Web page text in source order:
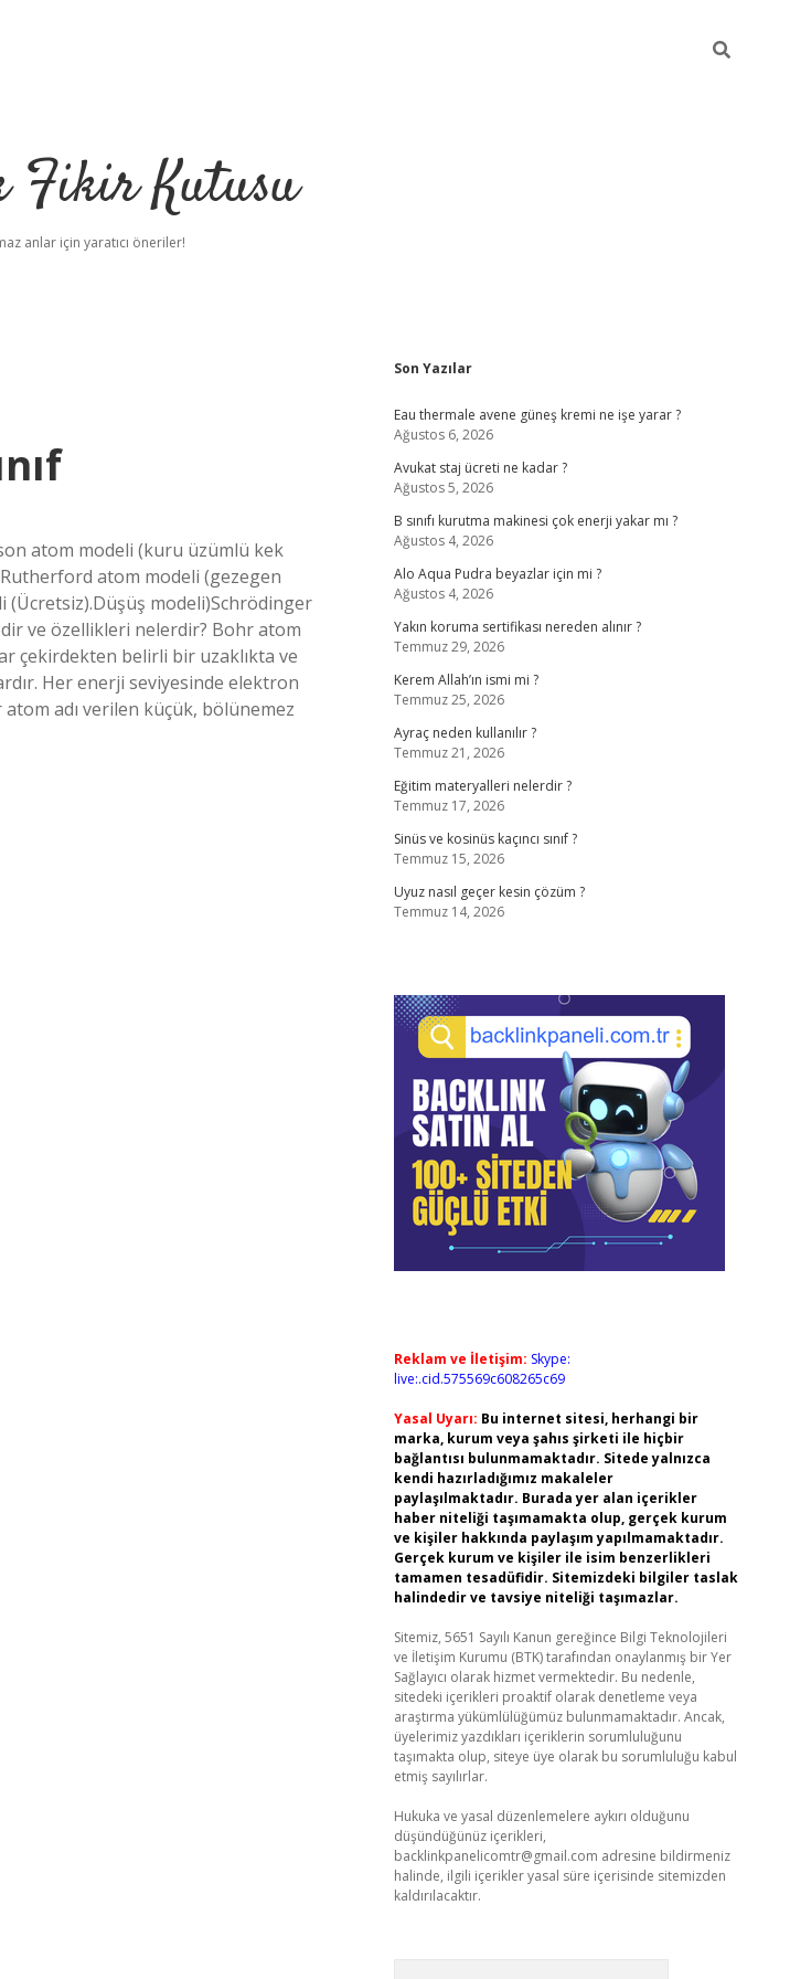
Fikir Kutusu
anlar için yaratıcı öneriler!
atom modeli (kuru üzümlü kek
atom modeli (gezegen
modeli)Schrödinger
ve özellikleri nelerdir? Bohr atom
çekirdekten belirli bir uzaklıkta ve
Her enerji seviyesinde elektron
adı verilen küçük, bölünemez
Sidebar
Son Yazılar
Eau thermale avene güneş kremi ne işe yarar ?
Ağustos 6, 2026
Avukat staj ücreti ne kadar ?
Ağustos 5, 2026
B sınıfı kurutma makinesi çok enerji yakar mı ?
Ağustos 4, 2026
Alo Aqua Pudra beyazlar için mi ?
Ağustos 4, 2026
Yakın koruma sertifikası nereden alınır ?
Temmuz 29, 2026
Kerem Allah’ın ismi mi ?
Temmuz 25, 2026
Ayraç neden kullanılır ?
Temmuz 21, 2026
Eğitim materyalleri nelerdir ?
Temmuz 17, 2026
Sinüs ve kosinüs kaçıncı sınıf ?
Temmuz 15, 2026
Uyuz nasıl geçer kesin çözüm ?
Temmuz 14, 2026
Reklam ve İletişim: Skype:
live:.cid.575569c608265c69
Yasal Uyarı: Bu internet sitesi, herhangi bir
marka, kurum veya şahıs şirketi ile hiçbir
bağlantısı bulunmamaktadır. Sitede yalnızca
kendi hazırladığımız makaleler
paylaşılmaktadır. Burada yer alan içerikler
haber niteliği taşımamakta olup, gerçek kurum
ve kişiler hakkında paylaşım yapılmamaktadır.
Gerçek kurum ve kişiler ile isim benzerlikleri
tamamen tesadüfidir. Sitemizdeki bilgiler taslak
halindedir ve tavsiye niteliği taşımazlar.
Sitemiz, 5651 Sayılı Kanun gereğince Bilgi Teknolojileri
ve İletişim Kurumu (BTK) tarafından onaylanmış bir Yer
Sağlayıcı olarak hizmet vermektedir. Bu nedenle,
sitedeki içerikleri proaktif olarak denetleme veya
araştırma yükümlülüğümüz bulunmamaktadır. Ancak,
üyelerimiz yazdıkları içeriklerin sorumluluğunu
taşımakta olup, siteye üye olarak bu sorumluluğu kabul
etmiş sayılırlar.
Hukuka ve yasal düzenlemelere aykırı olduğunu
düşündüğünüz içerikleri,
backlinkpanelicomtr@gmail.com adresine bildirmeniz
halinde, ilgili içerikler yasal süre içerisinde sitemizden
kaldırılacaktır.